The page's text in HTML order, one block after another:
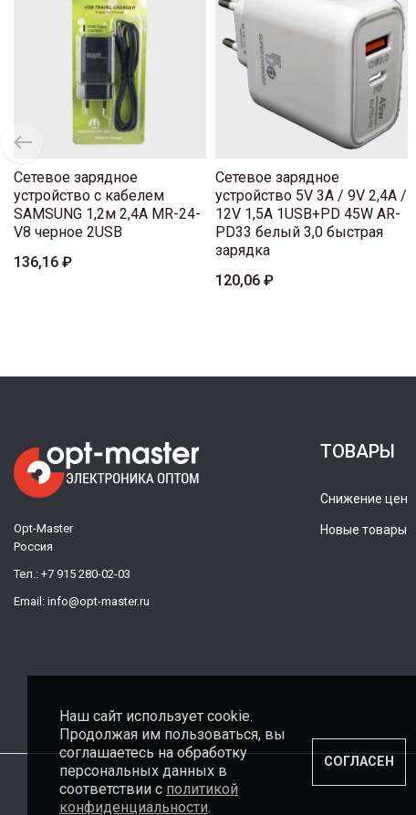
Сетевое зарядное
устройство с кабелем
SAMSUNG 1,2м 2,4A MR-24-
V8 черное 2USB
136,16 ₽
Сетевое зарядное
устройство 5V 3A / 9V 2,4A /
12V 1,5A 1USB+PD 45W AR-
PD33 белый 3,0 быстрая
зарядка
120,06 ₽
Opt-Master
Россия
Тел.: +7 915 280-02-03
Email: info@opt-master.ru
ТОВАРЫ
Снижение цен
Новые товары
Наш сайт использует cookie.
Продолжая им пользоваться, вы
соглашаетесь на обработку
персональных данных в
соответствии с политикой
конфиденциальности.
СОГЛАСЕН